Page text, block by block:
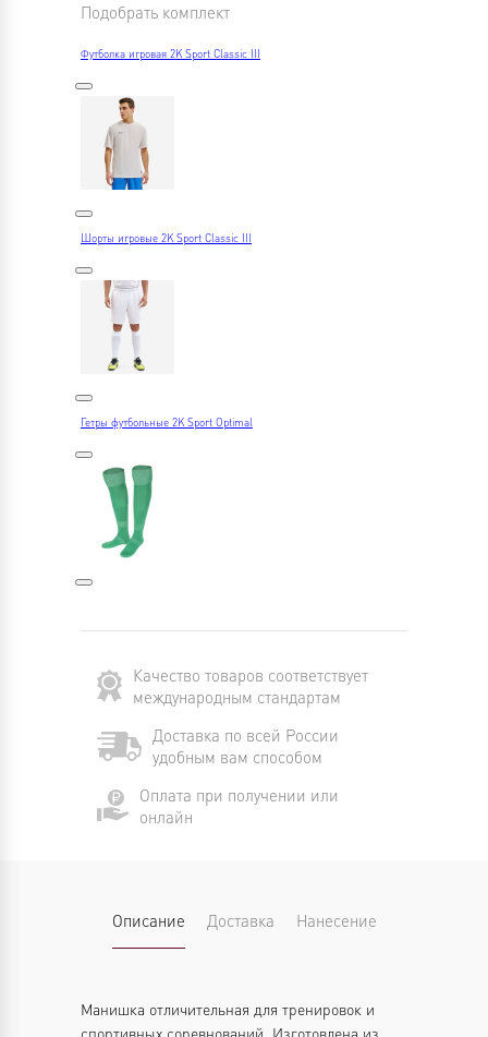
Подобрать комплект
Футболка игровая 2K Sport Classic III
Шорты игровые 2K Sport Classic III
Гетры футбольные 2K Sport Optimal
Качество товаров соответствует
международным стандартам
Доставка по всей России
удобным вам способом
Оплата при получении или
онлайн
Описание Доставка Нанесение
Манишка отличительная для тренировок и
спортивных соревнований. Изготовлена из